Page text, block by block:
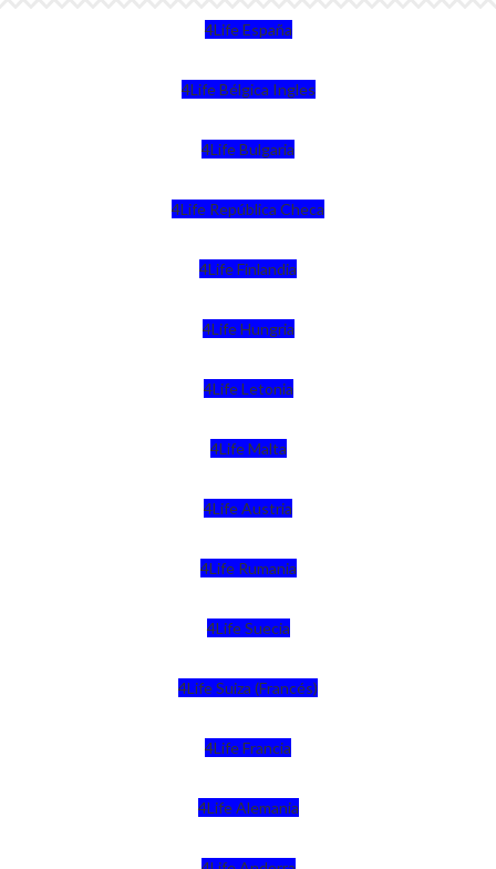
4Life España
4Life Bélgica Ingles
4Life Bulgaria
4Life República Checa
4Life Finlandia
4Life Hungria
4Life Letonia
4Life Malta
4Life Austria
4Life Rumania
4Life Suecia
4Life Suiza (Francés)
4Life Francia
4Life Alemania